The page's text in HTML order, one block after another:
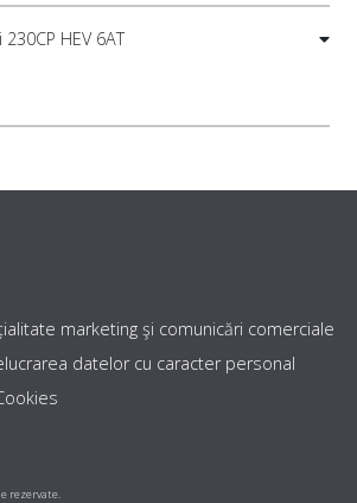
HEV 6AT
marketing şi comunicări comerciale
datelor cu caracter personal
rezervate.